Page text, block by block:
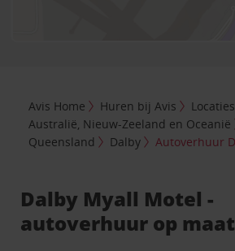
Avis Home Huren bij Avis
Locaties
Australië, Nieuw-Zeeland en Oceanië
Queensland
Dalby Autoverhuur
Dalby Myall Motel -
autoverhuur op maat